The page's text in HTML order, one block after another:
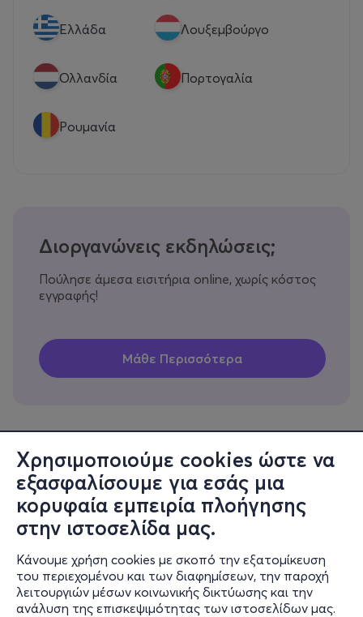
Χρησιμοποιούμε cookies ώστε να
εξασφαλίσουμε για εσάς μια
κορυφαία εμπειρία πλοήγησης
στην ιστοσελίδα μας.
Κάνουμε χρήση cookies με σκοπό την εξατομίκευση
του περιεχομένου και των διαφημίσεων, την παροχή
λειτουργιών μέσων κοινωνικής δικτύωσης και την
ανάλυση της επισκεψιμότητας των ιστοσελίδων μας.
Eλλάδα Λουξεμβούργο
Ολλανδία Πορτογαλία
Ρουμανία
Διοργανώνεις εκδηλώσεις;
Πούλησε άμεσα εισιτήρια online, χωρίς κόστος
εγγραφής!
Πληροφορίες
Υποστήριξη
Stay Connected